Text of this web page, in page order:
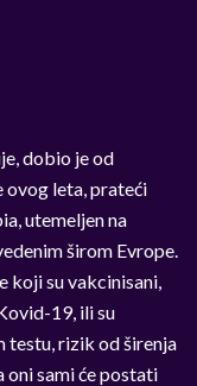
dobio je od
ovog leta, prateći
utemeljen na
širom Evrope.
koji su vakcinisani,
19, ili su
testu, rizik od širenja
oni sami će postati